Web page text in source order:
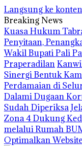
Langsung ke konten
Breaking News
‎Kuasa Hukum
Penyitaan,
Wakil Bupati Pali
Praperadilan
Sinergi Bentuk
Perdamaian di
Dalami Dugaan
Sudah Diperiksa
Zona 4 Dukung
melalui Rumah
Optimalkan